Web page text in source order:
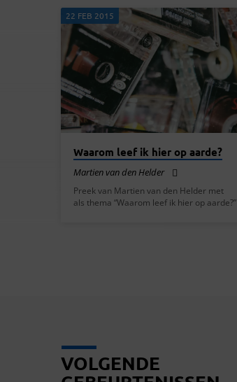
PREKEN
VAN
FEBRUARI
2015
22 FEB 2015
Waarom leef ik hier op aarde?
Martien van den Helder
Preek van Martien van den Helder met
als thema “Waarom leef ik hier op aarde?”
VOLGENDE